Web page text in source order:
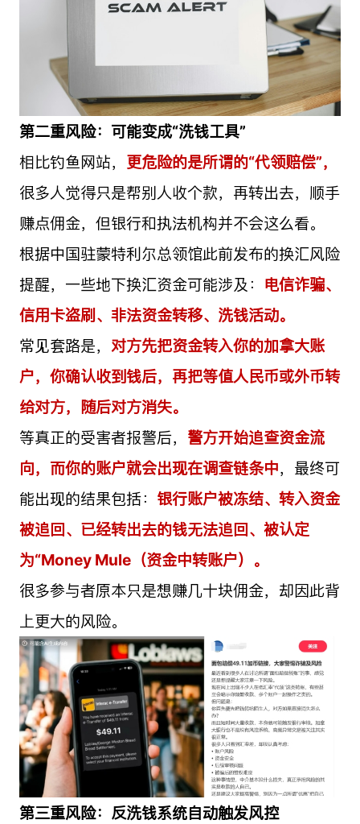
第二重风险：可能变成“洗钱工具”
相比钓鱼网站， 更危险的是所谓的“代领赔偿”，
很多人觉得只是帮别人收个款，再转出去，顺手
赚点佣金，但银行和执法机构并不会这么看。
根据中国驻蒙特利尔总领馆此前发布的换汇风险
提醒，一些地下换汇资金可能涉及： 电信诈骗、
信用卡盗刷、非法资金转移、洗钱活动。
常见套路是， 对方先把资金转入你的加拿大账
户，你确认收到钱后，再把等值人民币或外币转
给对方，随后对方消失。
等真正的受害者报警后， 警方开始追查资金流
向，而你的账户就会出现在调查链条中，最终可
能出现的结果包括： 银行账户被冻结、转入资金
被追回、已经转出去的钱无法追回、被认定
为“Money Mule（资金中转账户）。
很多参与者原本只是想赚几十块佣金，却因此背
上更大的风险。
第三重风险：反洗钱系统自动触发风控